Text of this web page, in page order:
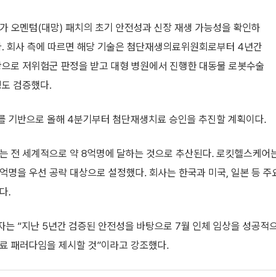
오멘텀(대망) 패치의 초기 안전성과 신장 재생 가능성을 확인하
회사 측에 따르면 해당 기술은 첨단재생의료위원회로부터 4년간
로 저위험군 판정을 받고 대형 병원에서 진행한 대동물 로봇수술
검증했다.
기반으로 올해 4분기부터 첨단재생치료 승인을 추진할 계획이다.
전 세계적으로 약 8억명에 달하는 것으로 추산된다. 로킷헬스케어
명을 우선 공략 대상으로 설정했다. 회사는 한국과 미국, 일본 등
.
는 “지난 5년간 검증된 안전성을 바탕으로 7월 인체 임상을 성공적
패러다임을 제시할 것”이라고 강조했다.